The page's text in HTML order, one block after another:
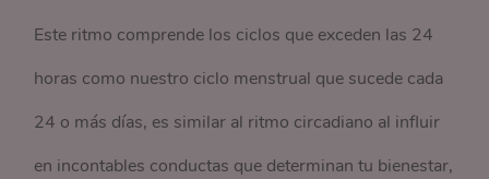
Este ritmo comprende los ciclos que exceden las 24
horas como nuestro ciclo menstrual que sucede cada
24 o más días, es similar al ritmo circadiano al influir
en incontables conductas que determinan tu bienestar,